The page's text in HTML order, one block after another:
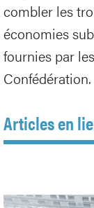
combler les
économies
fournies par
Confédération.
Articles en